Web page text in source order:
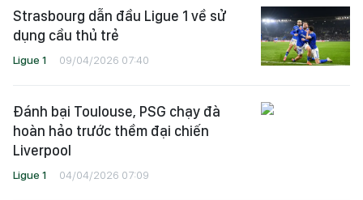
Strasbourg dẫn đầu Ligue 1 về sử
dụng cầu thủ trẻ
Ligue 1 09/04/2026 07:40
Đánh bại Toulouse, PSG chạy đà
hoàn hảo trước thềm đại chiến
Liverpool
Ligue 1 04/04/2026 07:09